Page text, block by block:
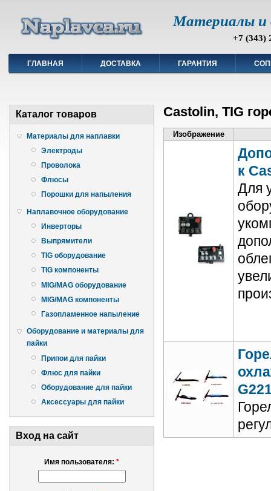
Материалы и
+7 (343)
ГЛАВНАЯ ДОСТАВКА ГАРАНТИЯ
Каталог товаров
Материалы для наплавки
Электроды
Проволока
Флюсы
Порошки для напыления
Наплавочное оборудование
Инверторы
Выпрямители
TIG оборудование
TIG компоненты
MIG/MAG оборудование
MIG/MAG компоненты
Газопламенное напыление
Оборудование и материалы для
пайки
Припои для пайки
Флюс для пайки
Оборудование для пайки
Аксессуары для пайки
Вход на сайт
Имя пользователя: *
Castolin, TIG
Изображение
к
Для